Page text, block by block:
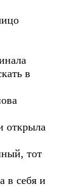
в
открыла
тот
в себя и